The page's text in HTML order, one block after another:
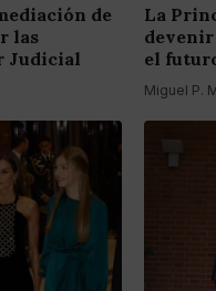
de
las
Judicial
La
devenir
el
Miguel P.